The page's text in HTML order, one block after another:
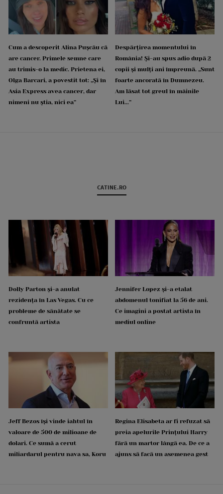
Cum a descoperit Alina Pușcău că
are cancer. Primele semne care
au trimis-o la medic. Prietena ei,
Olga Barcari, a povestit tot: „Și în
Asia Express avea cancer, dar
nimeni nu știa, nici ea”
Despărțirea momentului în
România! Și-au spus adio după 2
copii și mulți ani împreună. „Sunt
foarte ancorată în Dumnezeu.
Am lăsat tot greul în mâinile
Lui...”
CATINE.RO
Dolly Parton și-a anulat
rezidența în Las Vegas. Cu ce
probleme de sănătate se
confruntă artista
Jennifer Lopez și-a etalat
abdomenul tonifiat la 56 de ani.
Ce imagini a postat artista în
mediul online
Jeff Bezos își vinde iahtul în
valoare de 500 de milioane de
dolari. Ce sumă a cerut
miliardarul pentru nava sa, Koru
Regina Elisabeta ar fi refuzat să
preia apelurile Prințului Harry
fără un martor lângă ea. De ce a
ajuns să facă un asemenea gest